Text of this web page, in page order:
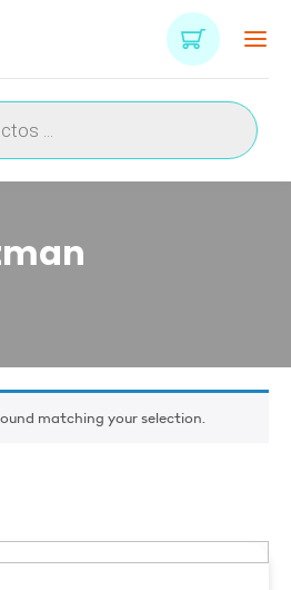
matching your selection.